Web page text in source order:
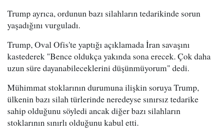
Trump ayrıca, ordunun bazı silahların tedarikinde sorun
yaşadığını vurguladı.
Trump, Oval Ofis'te yaptığı açıklamada İran savaşını
kastederek "Bence oldukça yakında sona erecek. Çok daha
uzun süre dayanabileceklerini düşünmüyorum" dedi.
Mühimmat stoklarının durumuna ilişkin soruya Trump,
ülkenin bazı silah türlerinde neredeyse sınırsız tedarike
sahip olduğunu söyledi ancak diğer bazı silahların
stoklarının sınırlı olduğunu kabul etti.